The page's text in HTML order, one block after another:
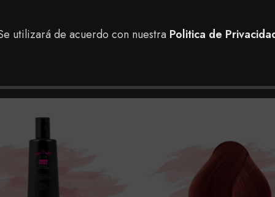
utilizará de acuerdo con nuestra Politica de